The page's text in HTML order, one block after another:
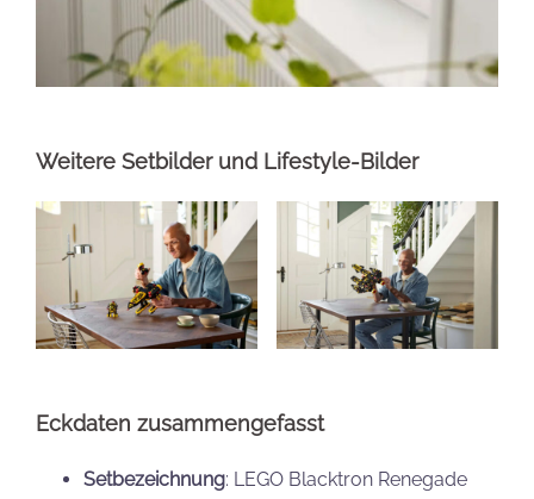
Weitere Setbilder und Lifestyle-Bilder
Eckdaten zusammengefasst
Setbezeichnung: LEGO Blacktron Renegade